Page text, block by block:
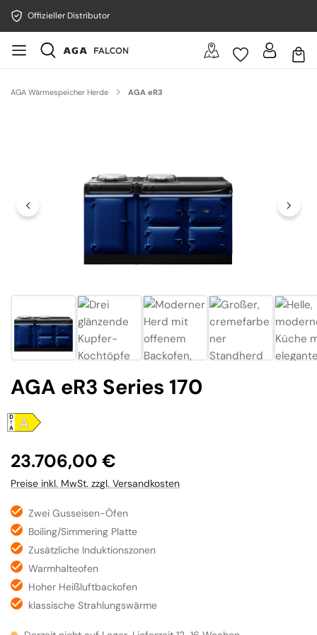
Offizieller Distributor
AGA Wärmespeicher Herde AGA eR3
AGA eR3 Series 170
Regulärer Preis:
23.706,00 €
Preise inkl. MwSt. zzgl. Versandkosten
Zwei Gusseisen-Öfen
Boiling/Simmering Platte
Zusätzliche Induktionszonen
Warmhalteofen
Hoher Heißluftbackofen
klassische Strahlungswärme